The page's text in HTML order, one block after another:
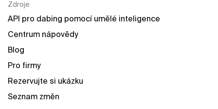
Zdroje
API pro dabing pomocí umělé inteligence
Centrum nápovědy
Blog
Pro firmy
Rezervujte si ukázku
Seznam změn